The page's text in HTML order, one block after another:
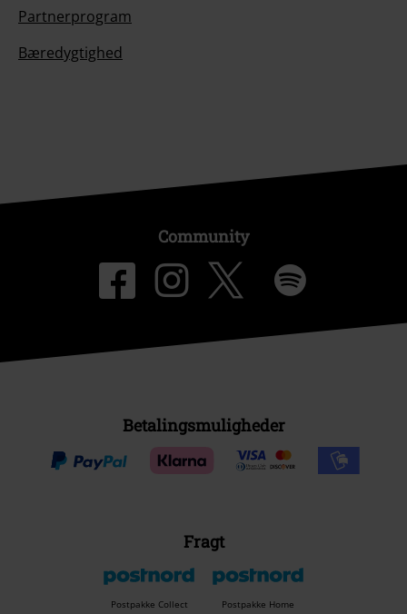
Partnerprogram
Bæredygtighed
Community
Betalingsmuligheder
Fragt
Postpakke Collect Postpakke Home